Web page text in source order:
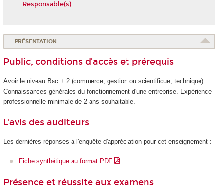
Responsable(s)
PRÉSENTATION
Public, conditions d’accès et prérequis
Avoir le niveau Bac + 2 (commerce, gestion ou scientifique, technique).
Connaissances générales du fonctionnement d'une entreprise. Expérience
professionnelle minimale de 2 ans souhaitable.
L'avis des auditeurs
Les dernières réponses à l'enquête d'appréciation pour cet enseignement :
Fiche synthétique au format PDF
Présence et réussite aux examens